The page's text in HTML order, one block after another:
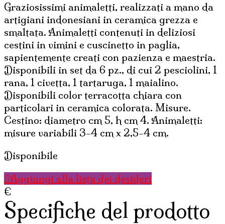
Graziosissimi animaletti, realizzati a mano da
artigiani indonesiani in ceramica grezza e
smaltata. Animaletti contenuti in deliziosi
cestini in vimini e cuscinetto in paglia,
sapientemente creati con pazienza e maestria.
Disponibili in set da 6 pz., di cui 2 pesciolini, 1
rana, 1 civetta, 1 tartaruga, 1 maialino.
Disponibili color terracotta chiara con
particolari in ceramica colorata. Misure.
Cestino: diametro cm 5, h cm 4. Animaletti:
misure variabili 3-4 cm x 2,5-4 cm.
Disponibile
Aggiungi alla lista dei desideri
€
Specifiche del prodotto